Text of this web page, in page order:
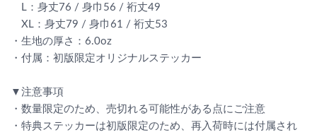
L：身丈76 / 身巾56 / 裄丈49
XL：身丈79 / 身巾61 / 裄丈53
・生地の厚さ：6.0oz
・付属：初版限定オリジナルステッカー
▼注意事項
・数量限定のため、売切れる可能性がある点にご注意
・特典ステッカーは初版限定のため、再入荷時には付属され